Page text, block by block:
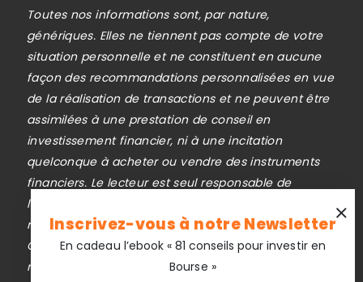
Inscrivez-vous à notre Newsletter
En cadeau l’ebook « 81 conseils pour investir en
Bourse »
Toutes nos informations sont, par nature,
génériques. Elles ne tiennent pas compte de votre
situation personnelle et ne constituent en aucune
façon des recommandations personnalisées en vue
de la réalisation de transactions et ne peuvent être
assimilées à une prestation de conseil en
investissement financier, ni à une incitation
quelconque à acheter ou vendre des instruments
financiers. Le lecteur est seul responsable de
l’utilisation de l’information fournie, sans qu’aucun
recours contre la société éditrice de
Cafedupatrimoine.com ne soit possible. La
responsabilité de la société éditrice de